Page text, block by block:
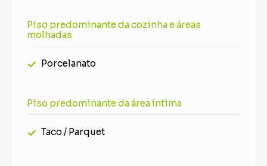
Piso predominante da cozinha e áreas
molhadas
Porcelanato
Piso predominante da área íntima
Taco / Parquet